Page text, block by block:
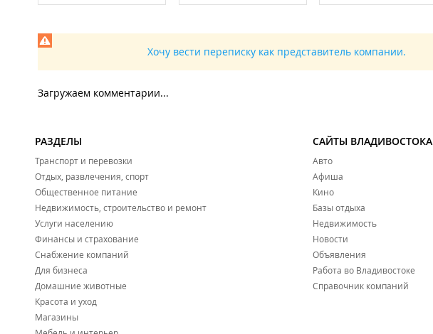
Хочу вести переписку как представитель компании.
Загружаем комментарии...
РАЗДЕЛЫ
Транспорт и перевозки
Отдых, развлечения, спорт
Общественное питание
Недвижимость, строительство и ремонт
Услуги населению
Финансы и страхование
Снабжение компаний
Для бизнеса
Домашние животные
Красота и уход
Магазины
САЙТЫ ВЛАДИВОСТОКА
Авто
Афиша
Кино
Базы отдыха
Недвижимость
Новости
Объявления
Работа во Владивостоке
Справочник компаний